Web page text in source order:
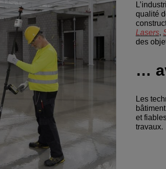
qualité
Lasers,
des
…
Les
et
travaux.